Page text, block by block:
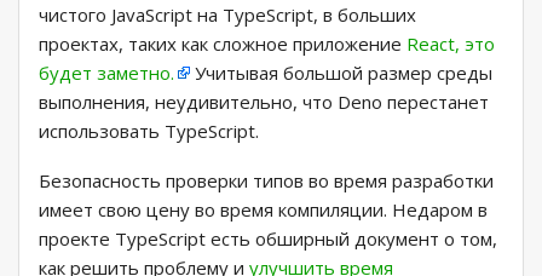
чистого JavaScript на TypeScript, в больших
проектах, таких как сложное приложение React, это
будет заметно.
Учитывая большой размер среды
выполнения, неудивительно, что Deno перестанет
использовать TypeScript.
Безопасность проверки типов во время разработки
имеет свою цену во время компиляции. Недаром в
проекте TypeScript есть обширный документ о том,
как решить проблему и улучшить время